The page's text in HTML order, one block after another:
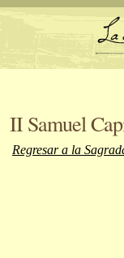
II Samuel
Regresar a la